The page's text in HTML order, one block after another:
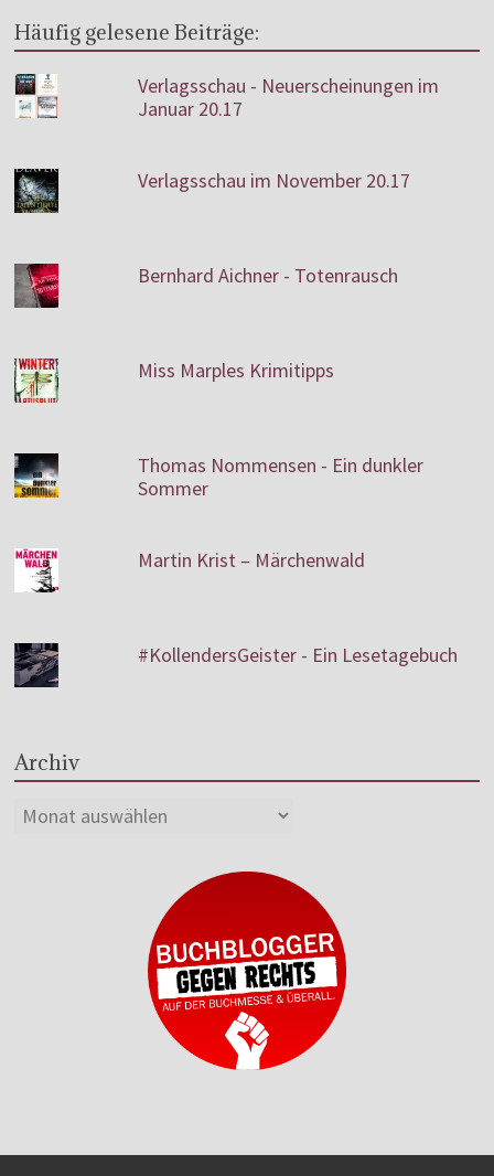
Häufig gelesene Beiträge:
Verlagsschau - Neuerscheinungen im
Januar 20.17
Verlagsschau im November 20.17
Bernhard Aichner - Totenrausch
Miss Marples Krimitipps
Thomas Nommensen - Ein dunkler
Sommer
Martin Krist – Märchenwald
#KollendersGeister - Ein Lesetagebuch
Archiv